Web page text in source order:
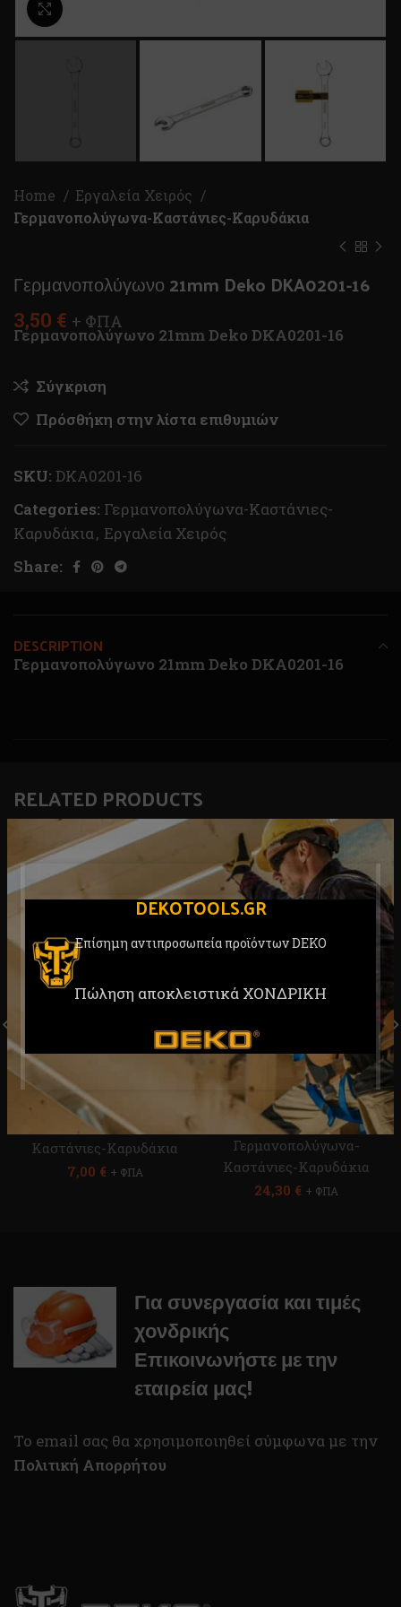
DEKOTOOLS.GR
Επίσημη αντιπροσωπεία προϊόντων DEKO
Πώληση αποκλειστικά ΧΟΝΔΡΙΚΗ
Home
Εργαλεία Χειρός
Γερμανοπολύγωνα-Καστάνιες-Καρυδάκια
Γερμανοπολύγωνο 21mm Deko DKA0201-16
3,50 € + ΦΠΑ
Γερμανοπολύγωνο 21mm Deko DKA0201-16
Σύγκριση
Πρόσθήκη στην λίστα επιθυμιών
SKU: DKA0201-16
Categories: Γερμανοπολύγωνα-Καστάνιες-
Καρυδάκια, Εργαλεία Χειρός
Share:
DESCRIPTION
Γερμανοπολύγωνο 21mm Deko DKA0201-16
RELATED PRODUCTS
Επαγγελματική Καστάνια
1/4”-6,35mm DEKO
DKA0301-01
Εργαλεία Χειρός
Γερμανοπολύγωνα-
Καστάνιες-Καρυδάκια
7,00 € + ΦΠΑ
Επαγγελματικά
Γερμανοπολύγωνα Σετ 10
τεμ. 8-24mm DEKO
DKA02ST06-10
Εργαλεία Χειρός,
Γερμανοπολύγωνα-
Καστάνιες-Καρυδάκια
24,30 € + ΦΠΑ
Για συνεργασία και τιμές
χονδρικής
Επικοινωνήστε με την
εταιρεία μας!
To email σας θα χρησιμοποιηθεί σύμφωνα με την
Πολιτική Απορρήτου